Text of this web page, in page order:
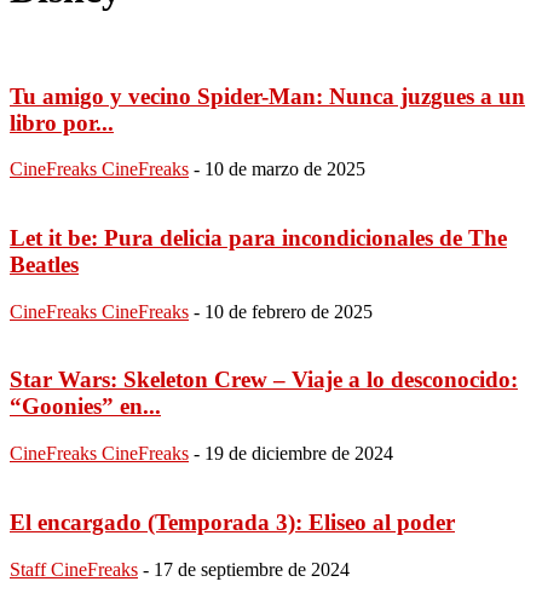
Tu amigo y vecino Spider-Man: Nunca juzgues a un
libro por...
CineFreaks CineFreaks - 10 de marzo de 2025
Let it be: Pura delicia para incondicionales de The
Beatles
CineFreaks CineFreaks - 10 de febrero de 2025
Star Wars: Skeleton Crew – Viaje a lo desconocido:
“Goonies” en...
CineFreaks CineFreaks - 19 de diciembre de 2024
El encargado (Temporada 3): Eliseo al poder
Staff CineFreaks - 17 de septiembre de 2024